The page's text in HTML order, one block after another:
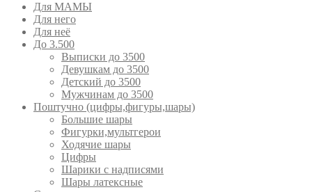
Для МАМЫ
Для него
Для неё
До 3.500
Выписки до 3500
Девушкам до 3500
Детский до 3500
Мужчинам до 3500
Поштучно (цифры,фигуры,шары)
Большие шары
Фигурки,мультгерои
Ходячие шары
Цифры
Шарики с надписями
Шары латексные